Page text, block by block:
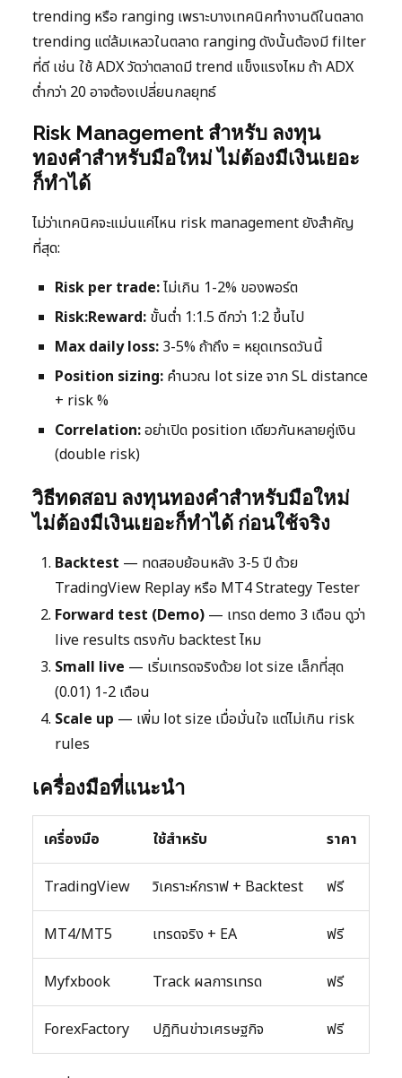
trending หรือ ranging เพราะบางเทคนิคทำงานดีในตลาด
trending แต่ล้มเหลวในตลาด ranging ดังนั้นต้องมี filter
ที่ดี เช่น ใช้ ADX วัดว่าตลาดมี trend แข็งแรงไหม ถ้า ADX
ต่ำกว่า 20 อาจต้องเปลี่ยนกลยุทธ์
Risk Management สำหรับ ลงทุน
ทองคำสำหรับมือใหม่ ไม่ต้องมีเงินเยอะ
ก็ทำได้
ไม่ว่าเทคนิคจะแม่นแค่ไหน risk management ยังสำคัญ
ที่สุด:
Risk per trade:ไม่เกิน 1-2% ของพอร์ต
Risk:Reward: ขั้นต่ำ 1:1.5 ดีกว่า 1:2 ขึ้นไป
Max daily loss: 3-5% ถ้าถึง = หยุดเทรดวันนี้
Position sizing: คำนวณ lot size จาก SL distance
+ risk %
Correlation:อย่าเปิด position เดียวกันหลายคู่เงิน
(double risk)
วิธีทดสอบ ลงทุนทองคำสำหรับมือใหม่
ไม่ต้องมีเงินเยอะก็ทำได้ ก่อนใช้จริง
Backtest — ทดสอบย้อนหลัง 3-5 ปี ด้วย
TradingView Replay หรือ MT4 Strategy Tester
Forward test (Demo) — เทรด demo 3 เดือน ดูว่า
live results ตรงกับ backtest ไหม
Small live — เริ่มเทรดจริงด้วย lot size เล็กที่สุด
(0.01) 1-2 เดือน
Scale up — เพิ่ม lot size เมื่อมั่นใจ แต่ไม่เกิน risk
rules
เครื่องมือที่แนะนำ
เครื่องมือ ใช้สำหรับ ราคา
TradingView วิเคราะห์กราฟ + Backtest ฟรี
MT4/MT5 เทรดจริง + EA ฟรี
Myfxbook Track ผลการเทรด ฟรี
ForexFactory ปฏิทินข่าวเศรษฐกิจ ฟรี